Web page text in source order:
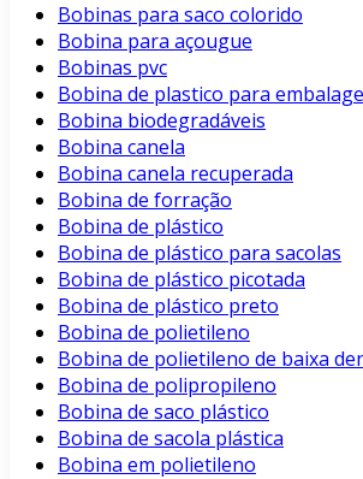
Bobinas para saco colorido
Bobina para açougue
Bobinas pvc
Bobina de plastico para
Bobina biodegradáveis
Bobina canela
Bobina canela recuperada
Bobina de forração
Bobina de plástico
Bobina de plástico para sacolas
Bobina de plástico picotada
Bobina de plástico preto
Bobina de polietileno
Bobina de polietileno de baixa
Bobina de polipropileno
Bobina de saco plástico
Bobina de sacola plástica
Bobina em polietileno